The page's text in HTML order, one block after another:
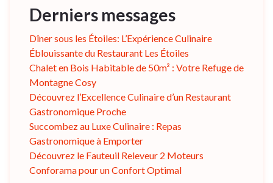
Derniers messages
Dîner sous les Étoiles: L’Expérience Culinaire
Éblouissante du Restaurant Les Étoiles
Chalet en Bois Habitable de 50m² : Votre Refuge de
Montagne Cosy
Découvrez l’Excellence Culinaire d’un Restaurant
Gastronomique Proche
Succombez au Luxe Culinaire : Repas
Gastronomique à Emporter
Découvrez le Fauteuil Releveur 2 Moteurs
Conforama pour un Confort Optimal